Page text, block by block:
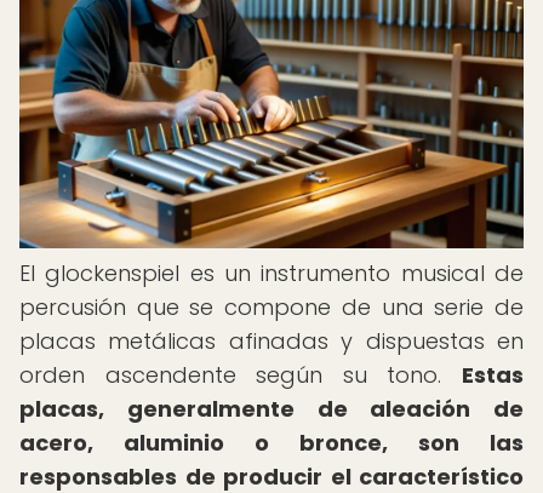
El glockenspiel es un instrumento musical de
percusión que se compone de una serie de
placas metálicas afinadas y dispuestas en
orden ascendente según su tono. Estas
placas, generalmente de aleación de
acero, aluminio o bronce, son las
responsables de producir el característico